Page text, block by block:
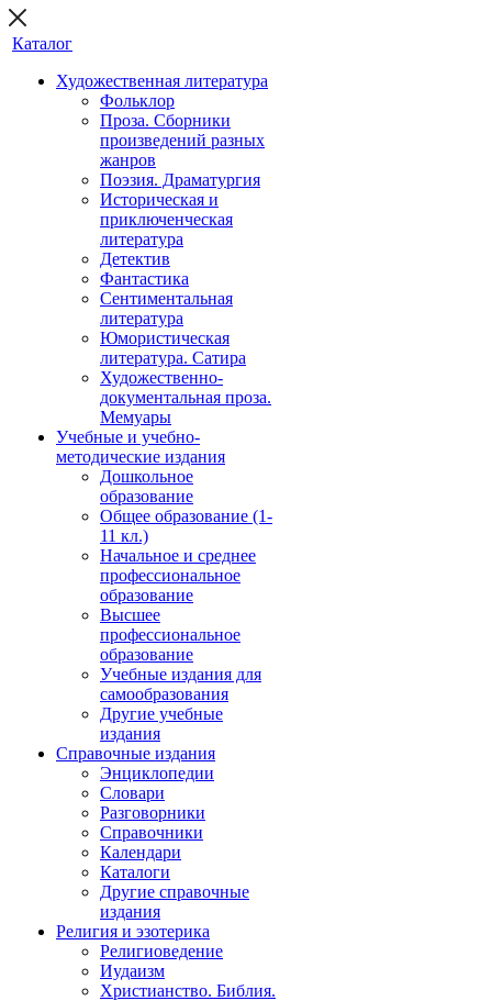
Каталог
Художественная литература
Фольклор
Проза. Сборники
произведений разных
жанров
Поэзия. Драматургия
Историческая и
приключенческая
литература
Детектив
Фантастика
Сентиментальная
литература
Юмористическая
литература. Сатира
Художественно-
документальная проза.
Мемуары
Учебные и учебно-
методические издания
Дошкольное
образование
Общее образование (1-
11 кл.)
Начальное и среднее
профессиональное
образование
Высшее
профессиональное
образование
Учебные издания для
самообразования
Другие учебные
издания
Справочные издания
Энциклопедии
Словари
Разговорники
Справочники
Календари
Каталоги
Другие справочные
издания
Религия и эзотерика
Религиоведение
Иудаизм
Христианство. Библия.